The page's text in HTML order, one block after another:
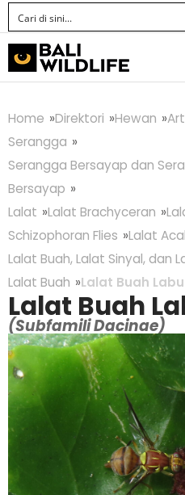
Home Direktori Hewan
Serangga
Serangga Bersayap dan
Bersayap
Lalat
Lalat Brachyceran
Schizophoran Flies
Lalat
Lalat Buah, Lalat Sinyal, dan
Lalat Buah
Lalat Buah
Lalat Buah
(Subfamili Dacinae)